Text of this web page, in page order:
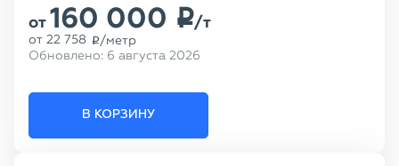
от160 000 p/т
от 22 758 p /метр
Обновлено: 6 августа 2026
В КОРЗИНУ